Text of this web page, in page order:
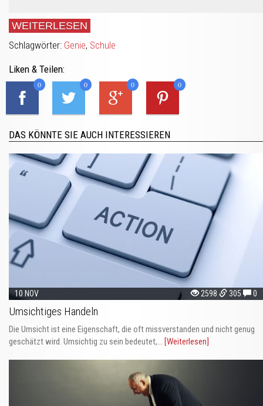
WEITERLESEN
Schlagwörter: Genie, Schule
Liken & Teilen:
0 0 0 0
DAS KÖNNTE SIE AUCH INTERESSIEREN
10 NOV 2598 305 0
Umsichtiges Handeln
Die Umsicht ist eine Eigenschaft, die oft missverstanden und nicht genug
geschätzt wird. Umsichtig zu sein bedeutet,... [Weiterlesen]